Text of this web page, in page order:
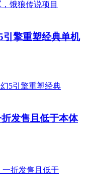
引擎重塑经典单机
发售且低于本体